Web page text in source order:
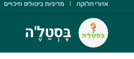
בָּסְטַלֶ'ה
חשוב שתדעו ש:
אזורי חלוקה מדיניות ביטולים וזיכויים
בָּסְטַלֶ'ה